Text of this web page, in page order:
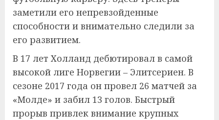
заметили его непревзойденные
способности и внимательно следили за
его развитием.
В 17 лет Холланд дебютировал в самой
высокой лиге Норвегии – Элитсериен. В
сезоне 2017 года он провел 26 матчей за
«Молде» и забил 13 голов. Быстрый
прорыв привлек внимание крупных